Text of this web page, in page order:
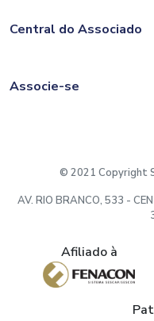
Central do Associado
Associe-se
© 2021 Copyright
AV. RIO BRANCO, 533 -
Afiliado à